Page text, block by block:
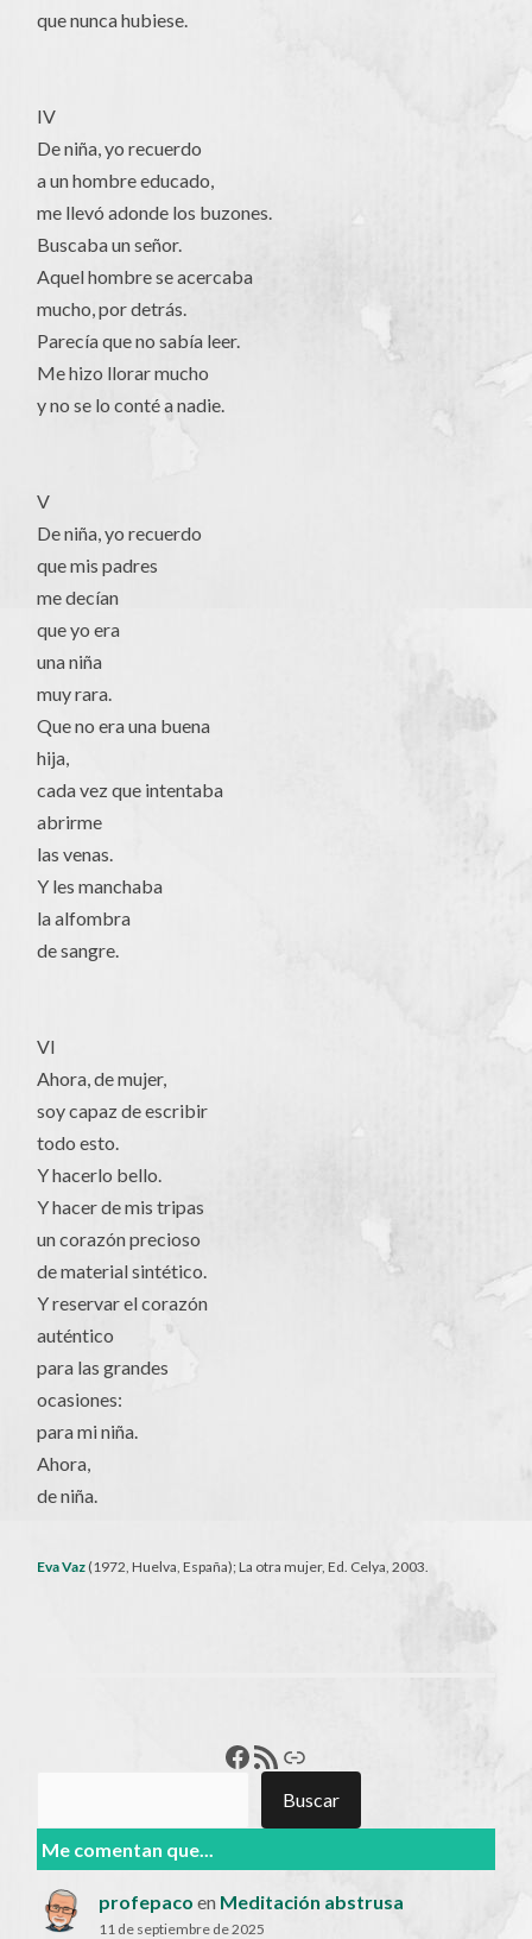
que nunca hubiese.
IV
De niña, yo recuerdo
a un hombre educado,
me llevó adonde los buzones.
Buscaba un señor.
Aquel hombre se acercaba
mucho, por detrás.
Parecía que no sabía leer.
Me hizo llorar mucho
y no se lo conté a nadie.
V
De niña, yo recuerdo
que mis padres
me decían
que yo era
una niña
muy rara.
Que no era una buena
hija,
cada vez que intentaba
abrirme
las venas.
Y les manchaba
la alfombra
de sangre.
VI
Ahora, de mujer,
soy capaz de escribir
todo esto.
Y hacerlo bello.
Y hacer de mis tripas
un corazón precioso
de material sintético.
Y reservar el corazón
auténtico
para las grandes
ocasiones:
para mi niña.
Ahora,
de niña.
Eva Vaz (1972, Huelva, España); La otra mujer, Ed. Celya, 2003.
Francisco Pérez
Feed RSSEnlace
Buscar
Me comentan que...
profepaco en Meditación abstrusa
11 de septiembre de 2025